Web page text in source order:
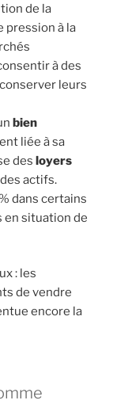
de la
pression à la
à des
leurs
bien
liée à sa
des loyers
actifs.
dans certains
en situation de
: les
de vendre
encore la